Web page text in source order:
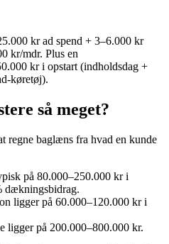
kr ad spend + 3–6.000 kr
kr/mdr. Plus en
kr i opstart (indholdsdag +
køretøj).
så meget?
regne baglæns fra hvad en kunde
på 80.000–250.000 kr i
dækningsbidrag.
ligger på 60.000–120.000 kr i
ligger på 200.000–800.000 kr.